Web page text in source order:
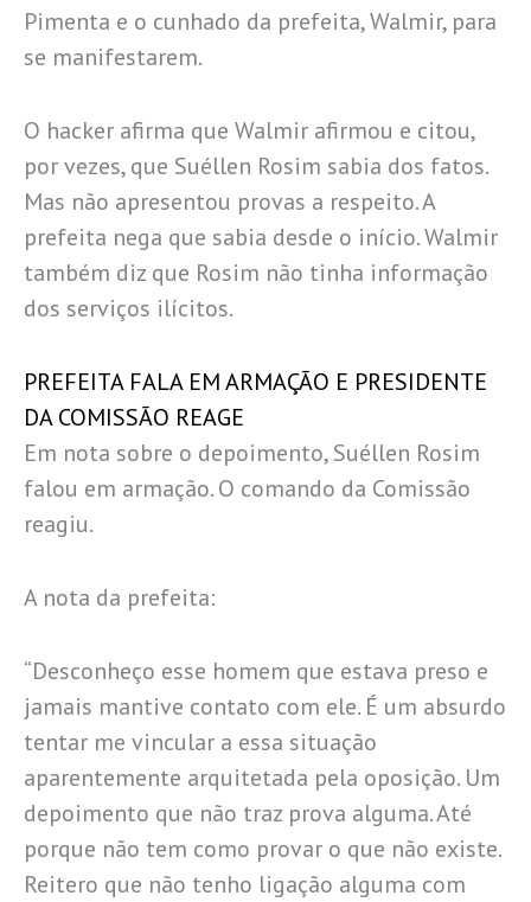
Pimenta e o cunhado da prefeita, Walmir, para
se manifestarem.
O hacker afirma que Walmir afirmou e citou,
por vezes, que Suéllen Rosim sabia dos fatos.
Mas não apresentou provas a respeito. A
prefeita nega que sabia desde o início. Walmir
também diz que Rosim não tinha informação
dos serviços ilícitos.
PREFEITA FALA EM ARMAÇÃO E PRESIDENTE
DA COMISSÃO REAGE
Em nota sobre o depoimento, Suéllen Rosim
falou em armação. O comando da Comissão
reagiu.
A nota da prefeita:
“Desconheço esse homem que estava preso e
jamais mantive contato com ele. É um absurdo
tentar me vincular a essa situação
aparentemente arquitetada pela oposição. Um
depoimento que não traz prova alguma. Até
porque não tem como provar o que não existe.
Reitero que não tenho ligação alguma com